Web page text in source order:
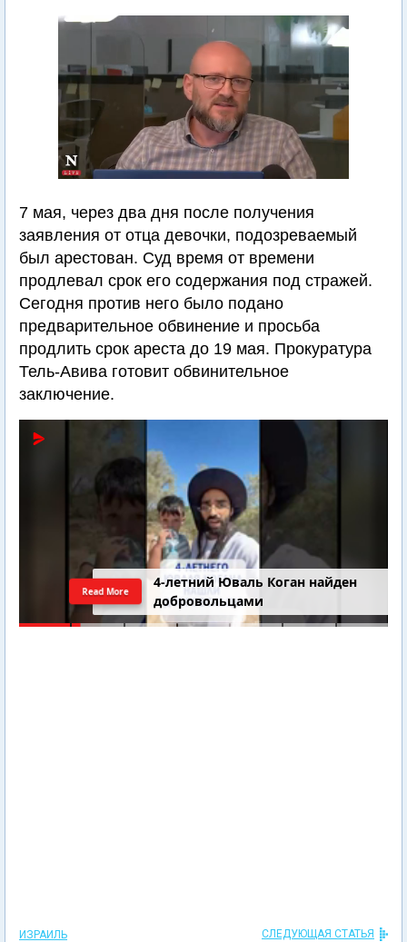
7 мая, через два дня после получения
заявления от отца девочки, подозреваемый
был арестован. Суд время от времени
продлевал срок его содержания под стражей.
Сегодня против него было подано
предварительное обвинение и просьба
продлить срок ареста до 19 мая. Прокуратура
Тель-Авива готовит обвинительное
заключение.
4-летний Юваль Коган найден
добровольцами
Read More
ИЗРАИЛЬ СЛЕДУЮЩАЯ СТАТЬЯ